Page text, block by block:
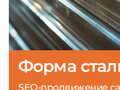
Форма
SEO-продвижение